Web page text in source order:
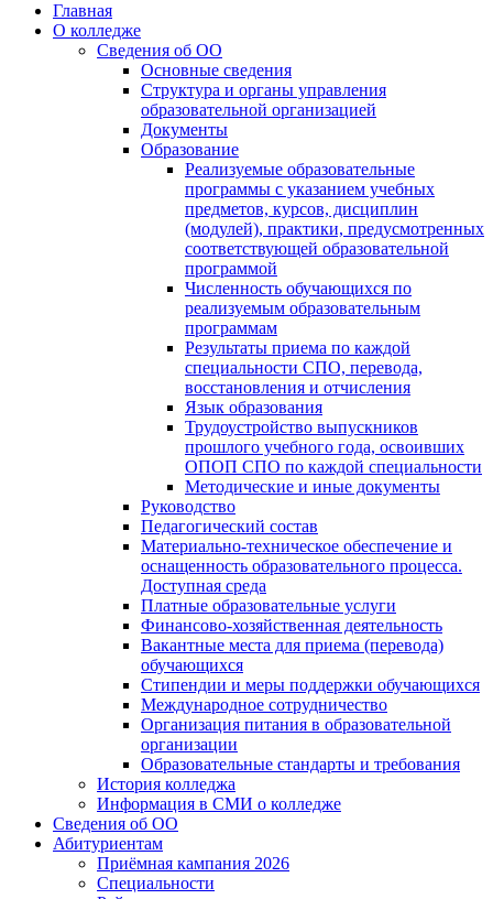
Главная
О колледже
Сведения об ОО
Основные сведения
Структура и органы управления
образовательной организацией
Документы
Образование
Реализуемые образовательные
программы с указанием учебных
предметов, курсов, дисциплин
(модулей), практики, предусмотренных
соответствующей образовательной
программой
Численность обучающихся по
реализуемым образовательным
программам
Результаты приема по каждой
специальности СПО, перевода,
восстановления и отчисления
Язык образования
Трудоустройство выпускников
прошлого учебного года, освоивших
ОПОП СПО по каждой специальности
Методические и иные документы
Руководство
Педагогический состав
Материально-техническое обеспечение и
оснащенность образовательного процесса.
Доступная среда
Платные образовательные услуги
Финансово-хозяйственная деятельность
Вакантные места для приема (перевода)
обучающихся
Стипендии и меры поддержки обучающихся
Международное сотрудничество
Организация питания в образовательной
организации
Образовательные стандарты и требования
История колледжа
Информация в СМИ о колледже
Сведения об ОО
Абитуриентам
Приёмная кампания 2026
Специальности